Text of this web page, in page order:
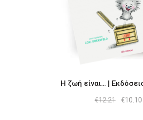
Η ζωή είναι… |
€12.21
Original
€10.10Η